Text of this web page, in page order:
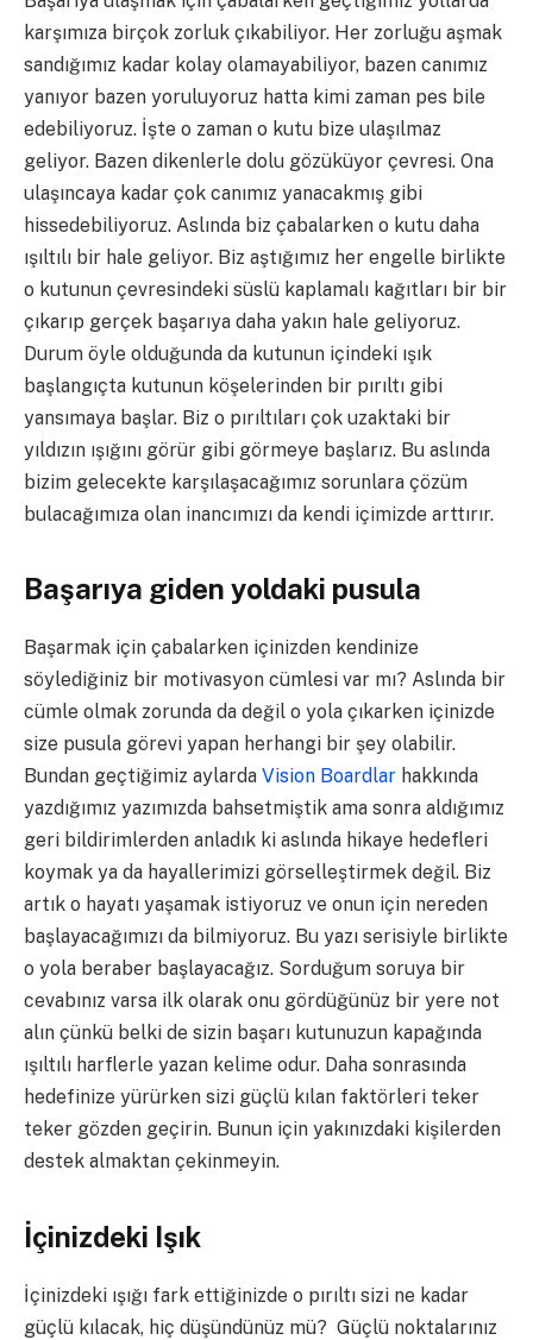
karşımıza birçok zorluk çıkabiliyor. Her zorluğu aşmak
sandığımız kadar kolay olamayabiliyor, bazen canımız
yanıyor bazen yoruluyoruz hatta kimi zaman pes bile
edebiliyoruz. İşte o zaman o kutu bize ulaşılmaz
geliyor. Bazen dikenlerle dolu gözüküyor çevresi. Ona
ulaşıncaya kadar çok canımız yanacakmış gibi
hissedebiliyoruz. Aslında biz çabalarken o kutu daha
ışıltılı bir hale geliyor. Biz aştığımız her engelle birlikte
o kutunun çevresindeki süslü kaplamalı kağıtları bir bir
çıkarıp gerçek başarıya daha yakın hale geliyoruz.
Durum öyle olduğunda da kutunun içindeki ışık
başlangıçta kutunun köşelerinden bir pırıltı gibi
yansımaya başlar. Biz o pırıltıları çok uzaktaki bir
yıldızın ışığını görür gibi görmeye başlarız. Bu aslında
bizim gelecekte karşılaşacağımız sorunlara çözüm
bulacağımıza olan inancımızı da kendi içimizde arttırır.
Başarıya giden yoldaki pusula
Başarmak için çabalarken içinizden kendinize
söylediğiniz bir motivasyon cümlesi var mı? Aslında bir
cümle olmak zorunda da değil o yola çıkarken içinizde
size pusula görevi yapan herhangi bir şey olabilir.
Bundan geçtiğimiz aylarda Vision Boardlar hakkında
yazdığımız yazımızda bahsetmiştik ama sonra aldığımız
geri bildirimlerden anladık ki aslında hikaye hedefleri
koymak ya da hayallerimizi görselleştirmek değil. Biz
artık o hayatı yaşamak istiyoruz ve onun için nereden
başlayacağımızı da bilmiyoruz. Bu yazı serisiyle birlikte
o yola beraber başlayacağız. Sorduğum soruya bir
cevabınız varsa ilk olarak onu gördüğünüz bir yere not
alın çünkü belki de sizin başarı kutunuzun kapağında
ışıltılı harflerle yazan kelime odur. Daha sonrasında
hedefinize yürürken sizi güçlü kılan faktörleri teker
teker gözden geçirin. Bunun için yakınızdaki kişilerden
destek almaktan çekinmeyin.
İçinizdeki Işık
İçinizdeki ışığı fark ettiğinizde o pırıltı sizi ne kadar
güçlü kılacak, hiç düşündünüz mü? Güçlü noktalarınız